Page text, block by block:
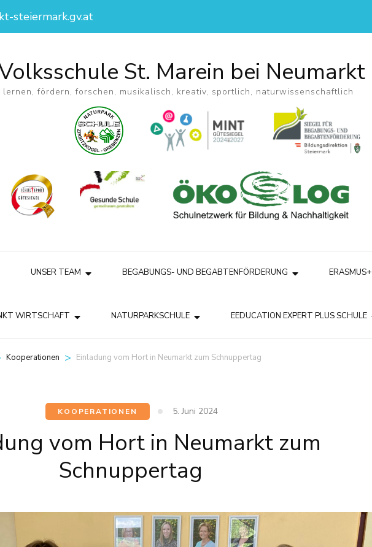
steiermark.gv.at
St. Marein bei Neumarkt
lernen, fördern, forschen, musikalisch, kreativ, sportlich, naturwissenschaftlich
UNSER TEAM BEGABUNGS- UND BEGABTENFÖRDERUNG ERASMUS+
WIRTSCHAFT NATURPARKSCHULE EEDUCATION EXPERT PLUS SCHULE
Kooperationen > Einladung vom Hort in Neumarkt zum Schnuppertag
KOOPERATIONEN 5. Juni 2024
vom Hort in Neumarkt zum
Schnuppertag